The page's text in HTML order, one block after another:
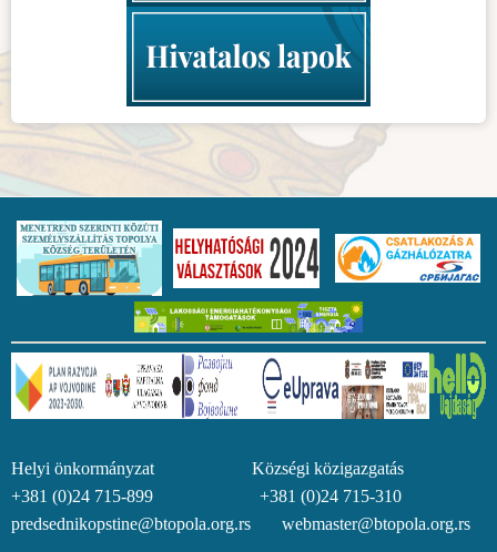
Helyi önkormányzat Községi közigazgatás
+381 (0)24 715-899 +381 (0)24 715-310
predsednikopstine@btopola.org.rs webmaster@btopola.org.rs